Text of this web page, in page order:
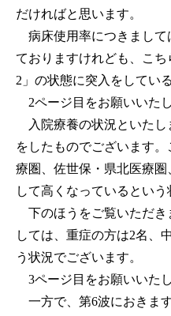
だければと思います。
病床使用率につきまして
ておりますけれども、こ
2」の状態に突入をしてい
2ページ目をお願いいたし
入院療養の状況といたし
をしたものでございます
療圏、佐世保・県北医療
して高くなっているという
下のほうをご覧いただき
しては、重症の方は2名、
う状況でございます。
3ページ目をお願いいたし
一方で、第6波におきま